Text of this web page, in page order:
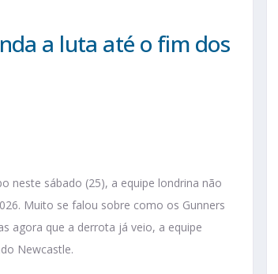
a luta até o fim dos
neste sábado (25), a equipe londrina não
Muito se falou sobre como os Gunners
agora que a derrota já veio, a equipe
Newcastle.